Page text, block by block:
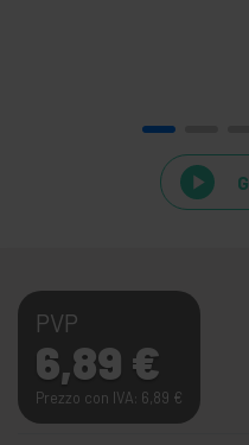
PVP
6,89 €
Prezzo con IVA: 6,89 €